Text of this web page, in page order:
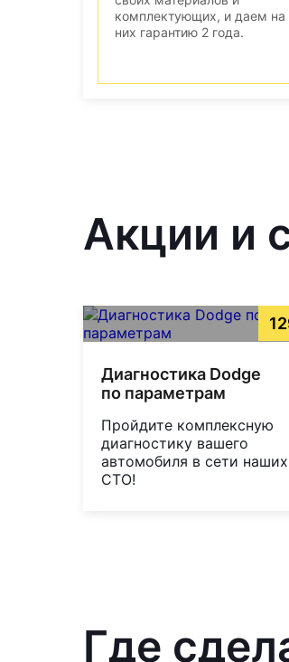
комплектующих, и даем на
них гарантию 2 года.
Акции и
Диагностика Dodge
по параметрам
Пройдите комплексную
диагностику вашего
автомобиля в сети наших
СТО!
Где